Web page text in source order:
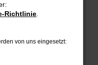
Beispiel deine
verhindern.
Richtlinie
von uns eingesetzt: